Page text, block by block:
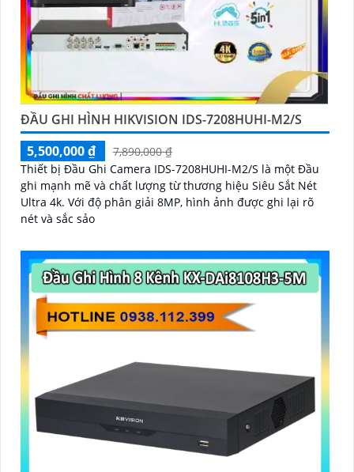
ĐẦU GHI HÌNH HIKVISION IDS-7208HUHI-M2/S
5,500,000 ₫
7,890,000 ₫
Thiết bị Đầu Ghi Camera IDS-7208HUHI-M2/S là một Đầu
ghi mạnh mẽ và chất lượng từ thương hiệu Siêu Sắt Nét
Ultra 4k. Với độ phân giải 8MP, hình ảnh được ghi lại rõ
nét và sắc sảo